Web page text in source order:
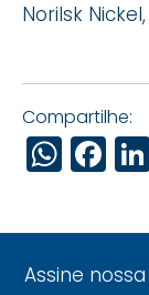
Norilsk
Compartilhe:
Assine